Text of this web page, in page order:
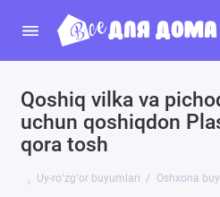
Qoshiq vilka va
uchun qoshiqdon
qora tosh
Uy-roʻzgʻor buyumlari Oshxona